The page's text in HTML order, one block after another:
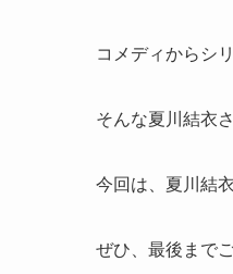
コメディからシ
そんな夏川結衣
今回は、夏川結
ぜひ、最後まで